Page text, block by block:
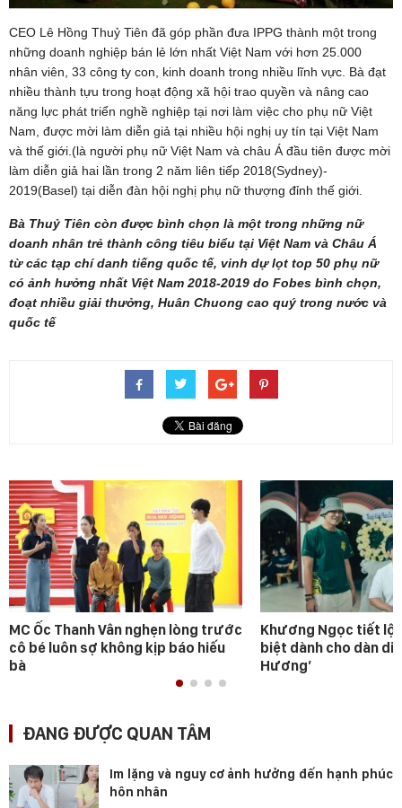
CEO Lê Hồng Thuỷ Tiên đã góp phần đưa IPPG thành một trong
những doanh nghiệp bán lẻ lớn nhất Việt Nam với hơn 25.000
nhân viên, 33 công ty con, kinh doanh trong nhiều lĩnh vực. Bà đạt
nhiều thành tựu trong hoạt động xã hội trao quyền và nâng cao
năng lực phát triển nghề nghiệp tại nơi làm việc cho phụ nữ Việt
Nam, được mời làm diễn giả tại nhiều hội nghị uy tín tại Việt Nam
và thế giới.(là người phụ nữ Việt Nam và châu Á đầu tiên được mời
làm diễn giả hai lần trong 2 năm liên tiếp 2018(Sydney)-
2019(Basel) tại diễn đàn hội nghị phụ nữ thượng đỉnh thế giới.
Bà Thuỷ Tiên còn được bình chọn là một trong những nữ
doanh nhân trẻ thành công tiêu biểu tại Việt Nam và Châu Á
từ các tạp chí danh tiếng quốc tế, vinh dự lọt top 50 phụ nữ
có ảnh hưởng nhất Việt Nam 2018-2019 do Fobes bình chọn,
đoạt nhiều giải thưởng, Huân Chuong cao quý trong nước và
quốc tế
MC Ốc Thanh Vân nghẹn lòng trước
cô bé luôn sợ không kịp báo hiếu
bà
Khương Ngọc tiết lộ
biệt dành cho dàn
Hương’
ĐANG ĐƯỢC QUAN TÂM
Im lặng và nguy cơ ảnh hưởng đến hạnh phúc
hôn nhân